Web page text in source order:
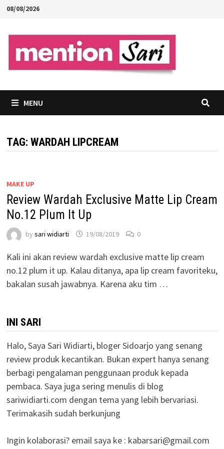
Skip
content
08/08/2026
MENU
TAG: WARDAH LIPCREAM
MAKE UP
Review Wardah Exclusive Matte Lip Cream
No.12 Plum It Up
by sari widiarti 19/08/2019 0
Kali ini akan review wardah exclusive matte lip cream
no.12 plum it up. Kalau ditanya, apa lip cream favoriteku,
bakalan susah jawabnya. Karena aku tim …
INI SARI
Halo, Saya Sari Widiarti, bloger Sidoarjo yang senang
review produk kecantikan. Bukan expert hanya senang
berbagi pengalaman penggunaan produk kepada
pembaca. Saya juga sering menulis di blog
sariwidiarti.com dengan tema yang lebih bervariasi.
Terimakasih sudah berkunjung
Ingin kolaborasi? email saya ke : kabarsari@gmail.com